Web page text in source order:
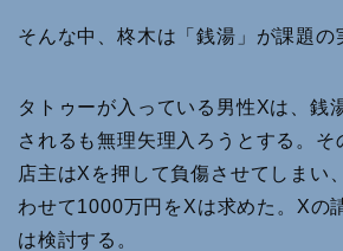
そんな中、柊木は「銭湯」が課題の
タトゥーが入っている男性Xは、銭
されるも無理矢理入ろうとする。そ
店主はXを押して負傷させてしまい
わせて1000万円をXは求めた。Xの
は検討する。